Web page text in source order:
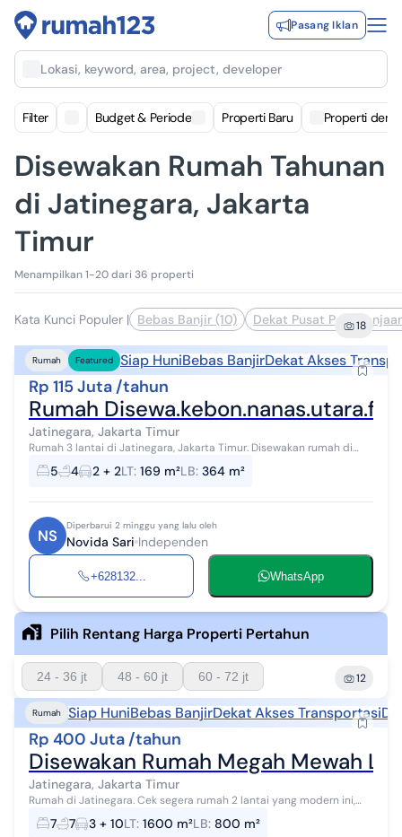
Pasang Iklan
Lokasi, keyword, area, project, developer
Filter Budget & Periode Properti Baru Properti
Disewakan Rumah Tahunan
di Jatinegara, Jakarta
Timur
Menampilkan 1-20 dari 36 properti
Kata Kunci Populer | Bebas Banjir (10) Dekat Pusat 18
Rumah Featured Siap HuniBebas BanjirDekat Akses
Rp 115 Juta /tahun
Rumah
Jatinegara, Jakarta Timur
Rumah 3 lantai di Jatinegara, Jakarta Timur. Disewakan rumah di
wilayah yang asri. Properti 3 lantai ini berada di lingkungan
strategis. Kategori...
5 4 2 + 2LT: 169 m²LB: 364 m²
NS
Diperbarui 2 minggu yang lalu oleh
Novida Sari Independen
+628132... WhatsApp
Pilih Rentang Harga Properti Pertahun
24 - 36 jt 48 - 60 jt 60 - 72 jt 12
Rumah Siap HuniBebas BanjirDekat Akses Transportasi
Rp 400 Juta /tahun
Disewakan Rumah Megah Mewah
Jatinegara, Jakarta Timur
Rumah di Jatinegara. Cek segera rumah 2 lantai yang modern ini,
disewakan dengan pemandangan asri yang menambah nilai
estetika di lingkungan huni...
7 7 3 + 10LT: 1600 m²LB: 800 m²